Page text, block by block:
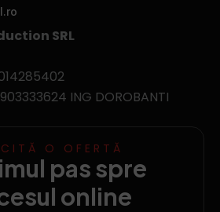
SRL
ING DOROBANTI
O OFERTĂ
pas spre
online